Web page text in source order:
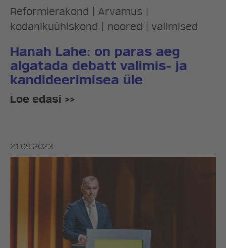
LÖÖ KAASA
KONTAKT
Reformierakond Arvamus
kodanikuühiskond
noored valimised
Hanah Lahe: on paras aeg
algatada debatt valimis- ja
kandideerimisea üle
Loe edasi >>
21.09.2023